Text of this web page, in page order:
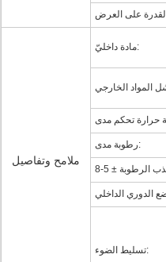
القدرة على العرض
ملامح وتفاصيل
مادة داخليّ:
رطوبة مدى:
تسليط الضوء: